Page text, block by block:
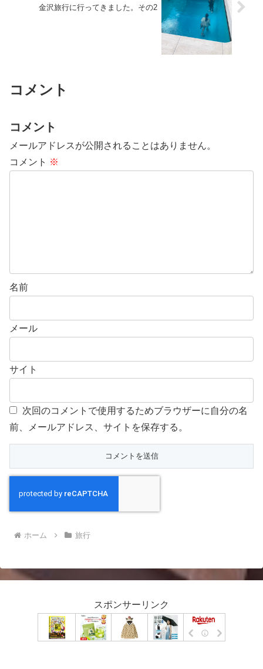
金沢旅行に行ってきました。その2
コメント
コメント
メールアドレスが公開されることはありません。
コメント ※
名前
メール
サイト
次回のコメントで使用するためブラウザーに自分の名
前、メールアドレス、サイトを保存する。
ホーム 旅行
スポンサーリンク